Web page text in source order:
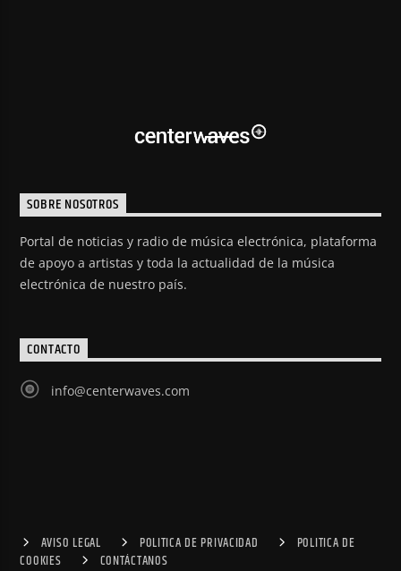
SOBRE NOSOTROS
Portal de noticias y radio de música electrónica, plataforma
de apoyo a artistas y toda la actualidad de la música
electrónica de nuestro país.
CONTACTO
info@centerwaves.com
AVISO LEGAL POLITICA DE PRIVACIDAD
POLITICA DE
COOKIES
CONTÁCTANOS